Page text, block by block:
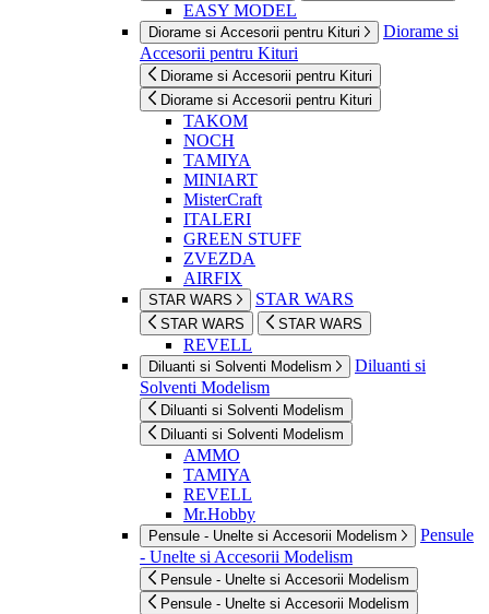
EASY MODEL
Diorame si Accesorii pentru Kituri
Diorame si
Accesorii pentru Kituri
Diorame si Accesorii pentru Kituri
Diorame si Accesorii pentru Kituri
TAKOM
NOCH
TAMIYA
MINIART
MisterCraft
ITALERI
GREEN STUFF
ZVEZDA
AIRFIX
STAR WARS STAR WARS
STAR WARS STAR WARS
REVELL
Diluanti si Solventi Modelism
Diluanti si
Solventi Modelism
Diluanti si Solventi Modelism
Diluanti si Solventi Modelism
AMMO
TAMIYA
REVELL
Mr.Hobby
Pensule - Unelte si Accesorii Modelism
Pensule
- Unelte si Accesorii Modelism
Pensule - Unelte si Accesorii Modelism
Pensule - Unelte si Accesorii Modelism